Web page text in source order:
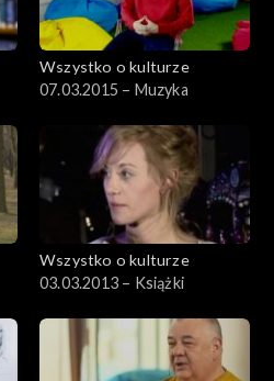
Wszystko o kulturze
07.03.2015 – Muzyka
Wszystko o kulturze
03.03.2013 – Książki